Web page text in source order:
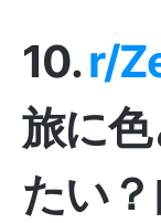
10.r/
旅に色
たい